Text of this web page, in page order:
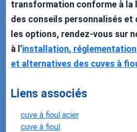
transformation conforme à la
des conseils personnalisés
les options, rendez-vous sur
à l’installation,
et alternatives des cuves à
Liens associés
cuve à fioul acier
cuve à fioul